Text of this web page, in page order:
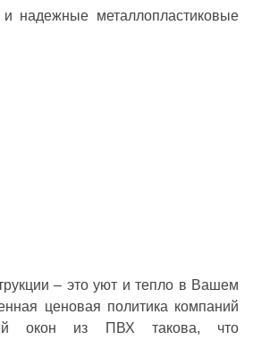
и надежные металлопластиковые
– это уют и тепло в Вашем
ценовая политика компаний
окон из ПВХ такова, что